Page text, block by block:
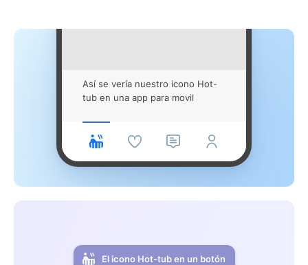
Así se vería nuestro icono Hot-
tub en una app para movil
El icono Hot-tub en un botón